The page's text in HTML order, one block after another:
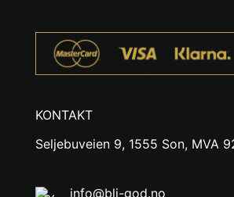
KONTAKT
Seljebuveien 9, 1555 Son, MVA
info@bli-god.no